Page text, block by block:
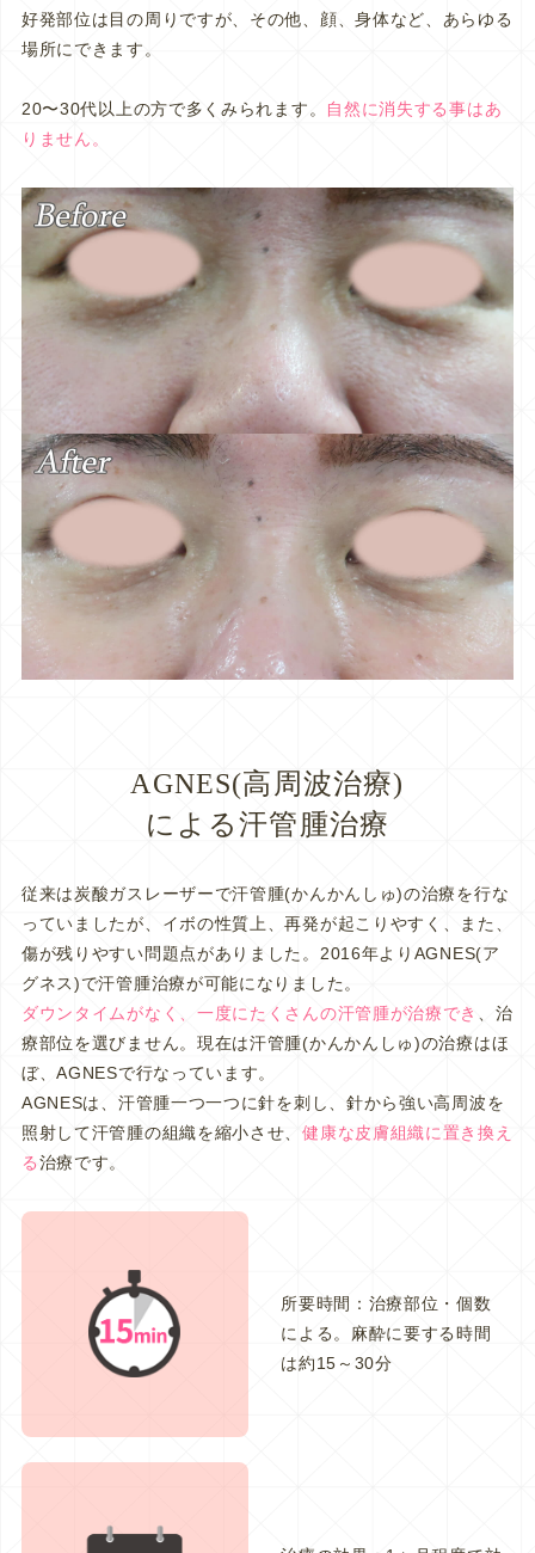
好発部位は目の周りですが、その他、顔、身体など、あらゆる
場所にできます。
20〜30代以上の方で多くみられます。
自然に消失する事はあ
りません。
AGNES(高周波治療)
による汗管腫治療
従来は炭酸ガスレーザーで汗管腫(かんかんしゅ)の治療を行な
っていましたが、イボの性質上、再発が起こりやすく、また、
傷が残りやすい問題点がありました。2016年よりAGNES(ア
グネス)で汗管腫治療が可能になりました。
ダウンタイムがなく、一度にたくさんの汗管腫が治療でき
、治
療部位を選びません。現在は汗管腫(かんかんしゅ)の治療はほ
ぼ、AGNESで行なっています。
AGNESは、汗管腫一つ一つに針を刺し、針から強い高周波を
照射して汗管腫の組織を縮小させ、健康な皮膚組織に置き換え
る治療です。
所要時間：治療部位・個数
による。麻酔に要する時間
は約15～30分